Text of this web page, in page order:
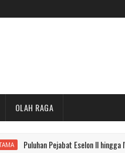
OLAH RAGA
Pejabat Eselon II hingga IV